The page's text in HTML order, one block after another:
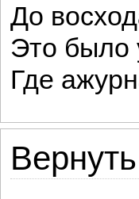
До
Это было
Где